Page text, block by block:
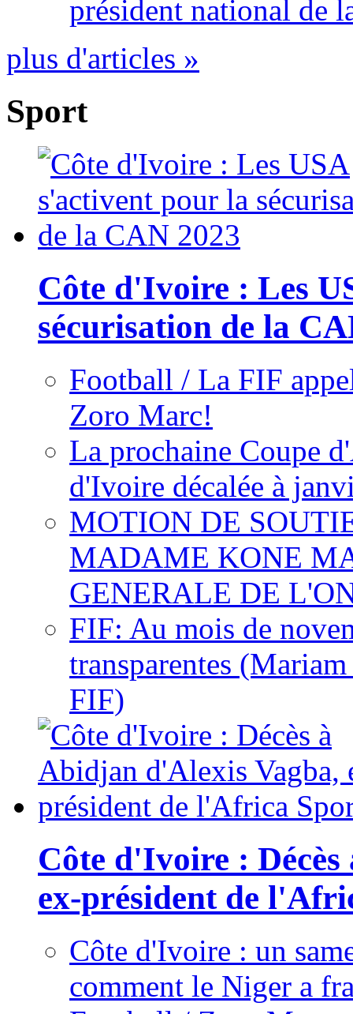
président national de
plus d'articles »
Sport
Côte d'Ivoire : Les
sécurisation de la
Football / La FIF
Zoro Marc!
La prochaine Coupe
d'Ivoire décalée à
MOTION DE
MADAME KONE
GENERALE DE
FIF: Au mois de
transparentes
FIF)
Côte d'Ivoire :
ex-président de
Côte d'Ivoire : un
comment le Niger a